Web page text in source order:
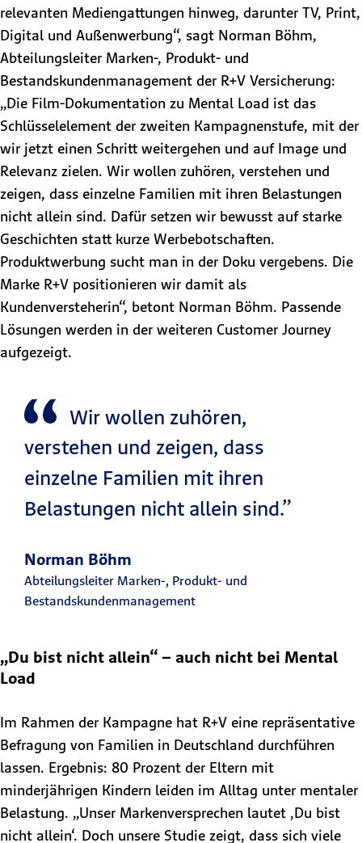
relevanten Mediengattungen hinweg, darunter TV, Print,
Digital und Außenwerbung“, sagt Norman Böhm,
Abteilungsleiter Marken-, Produkt- und
Bestandskundenmanagement der R+V Versicherung:
„Die Film-Dokumentation zu Mental Load ist das
Schlüsselelement der zweiten Kampagnenstufe, mit der
wir jetzt einen Schritt weitergehen und auf Image und
Relevanz zielen. Wir wollen zuhören, verstehen und
zeigen, dass einzelne Familien mit ihren Belastungen
nicht allein sind. Dafür setzen wir bewusst auf starke
Geschichten statt kurze Werbebotschaften.
Produktwerbung sucht man in der Doku vergebens. Die
Marke R+V positionieren wir damit als
Kundenversteherin“, betont Norman Böhm. Passende
Lösungen werden in der weiteren Customer Journey
aufgezeigt.
Wir wollen zuhören,
verstehen und zeigen, dass
einzelne Familien mit ihren
Belastungen nicht allein sind.”
Norman Böhm
Abteilungsleiter Marken-, Produkt- und
Bestandskundenmanagement
„Du bist nicht allein“ – auch nicht bei Mental
Load
Im Rahmen der Kampagne hat R+V eine repräsentative
Befragung von Familien in Deutschland durchführen
lassen. Ergebnis: 80 Prozent der Eltern mit
minderjährigen Kindern leiden im Alltag unter mentaler
Belastung. „Unser Markenversprechen lautet ‚Du bist
nicht allein‘. Doch unsere Studie zeigt, dass sich viele